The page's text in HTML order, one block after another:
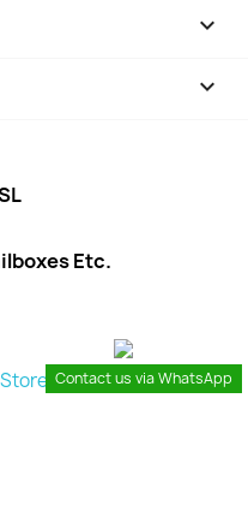
keyboard_arrow_down

Etc.
Contact us via WhatsApp